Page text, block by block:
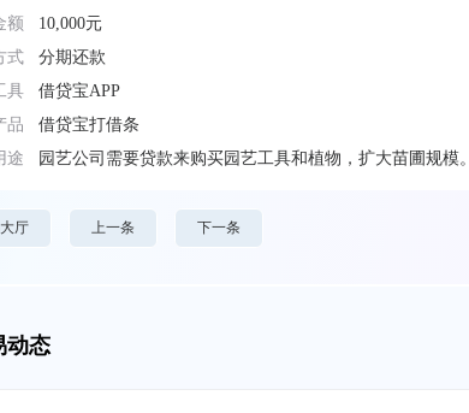
额
10,000元
式
分期还款
具
借贷宝APP
品
借贷宝打借条
途
园艺公司需要贷款来购买园艺工具和植物，扩大苗圃规模。
厅 上一条 下一条
动态